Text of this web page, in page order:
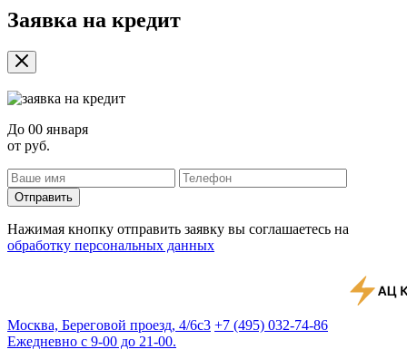
Заявка на кредит
До 00 января
от руб.
Отправить
Нажимая кнопку отправить заявку вы соглашаетесь на
обработку персональных данных
Москва, Береговой проезд, 4/6с3 +7 (495) 032-74-86
Ежедневно с 9-00 до 21-00.